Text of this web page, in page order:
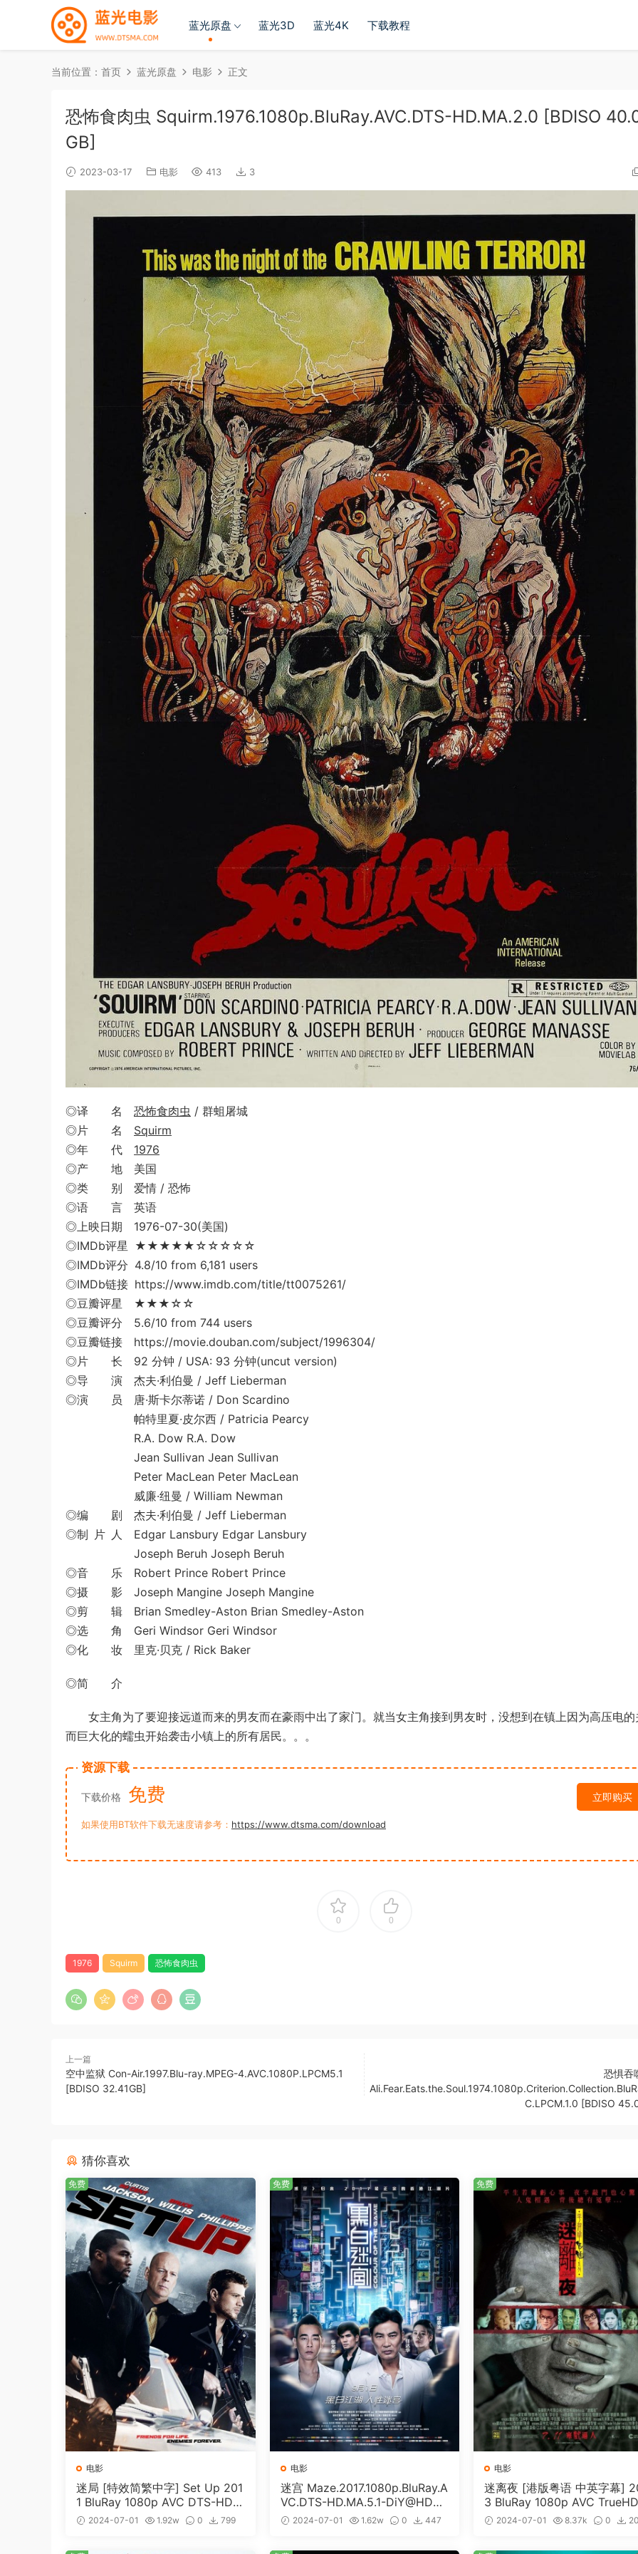
蓝光原盘 蓝光3D 蓝光4K 下载教程
当前位置： 首页 蓝光原盘 电影 正文
恐怖食肉虫 Squirm.1976.1080p.BluRay.AVC.DTS-HD.MA.2.0 [BDISO
GB]
2023-03-17 电影 413 3
◎译 名 恐怖食肉虫 / 群蛆屠城
◎片 名 Squirm
◎年 代 1976
◎产 地 美国
◎类 别 爱情 / 恐怖
◎语 言 英语
◎上映日期 1976-07-30(美国)
◎IMDb评星 ★★★★★☆☆☆☆☆
◎IMDb评分 4.8/10 from 6,181 users
◎IMDb链接 https://www.imdb.com/title/tt0075261/
◎豆瓣评星 ★★★☆☆
◎豆瓣评分 5.6/10 from 744 users
◎豆瓣链接 https://movie.douban.com/subject/1996304/
◎片 长 92 分钟 / USA: 93 分钟(uncut version)
◎导 演 杰夫·利伯曼 / Jeff Lieberman
◎演 员 唐·斯卡尔蒂诺 / Don Scardino
帕特里夏·皮尔西 / Patricia Pearcy
R.A. Dow R.A. Dow
Jean Sullivan Jean Sullivan
Peter MacLean Peter MacLean
威廉·纽曼 / William Newman
◎编 剧 杰夫·利伯曼 / Jeff Lieberman
◎制 片 人 Edgar Lansbury Edgar Lansbury
Joseph Beruh Joseph Beruh
◎音 乐 Robert Prince Robert Prince
◎摄 影 Joseph Mangine Joseph Mangine
◎剪 辑 Brian Smedley-Aston Brian Smedley-Aston
◎选 角 Geri Windsor Geri Windsor
◎化 妆 里克·贝克 / Rick Baker
◎简 介
女主角为了要迎接远道而来的男友而在豪雨中出了家门。就当女主角接到男友时，没想到在镇上因为高压电的
而巨大化的蠕虫开始袭击小镇上的所有居民。。。
资源下载
下载价格 免费 立即购买
如果使用BT软件下载无速度请参考： https://www.dtsma.com/download
0 0
1976 Squirm 恐怖食肉虫
上一篇
空中监狱 Con-Air.1997.Blu-ray.MPEG-4.AVC.1080P.LPCM5.1
[BDISO 32.41GB]
恐惧吞
C.LPCM.1.0 [BDISO
猜你喜欢
电影
迷局 [特效简繁中字] Set Up 201
1 BluRay 1080p AVC DTS-HD
MA5.1-shhaclm@CHDBits [BDI
2024-07-01 1.92w 0
799
免费
电影
迷宫 Maze.2017.1080p.BluRay.A
VC.DTS-HD.MA.5.1-DiY@HDHo
me [BDISO 19.7GB]
2024-07-01 1.62w 0
447
免费
电影
迷离夜 [港版粤语 中英字幕]
3 BluRay 1080p AVC
1 [BDISO 22.64GB]
2024-07-01 8.37k 0
免费